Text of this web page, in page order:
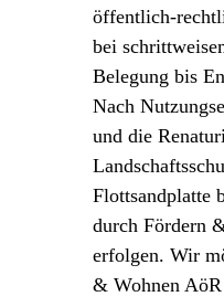
öffentlich-
bei
Belegung bis
Nach
und die
Flottsandplatte
durch Fördern
erfolgen. Wir
& Wohnen